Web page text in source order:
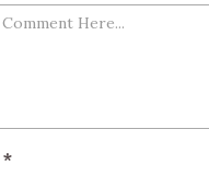
*